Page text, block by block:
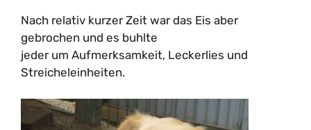
Nach relativ kurzer Zeit war das Eis aber
gebrochen und es buhlte
jeder um Aufmerksamkeit, Leckerlies und
Streicheleinheiten.